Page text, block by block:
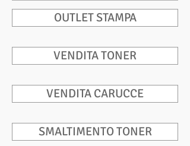
OUTLET STAMPA
VENDITA TONER
VENDITA CARUCCE
SMALTIMENTO TONER